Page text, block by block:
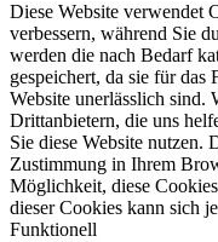
Diese Website verwendet
verbessern, während Sie
werden die nach Bedarf
gespeichert, da sie für
Website unerlässlich sind.
Drittanbietern, die uns
Sie diese Website nutzen.
Zustimmung in Ihrem
Möglichkeit, diese
dieser Cookies kann sich
Funktionell